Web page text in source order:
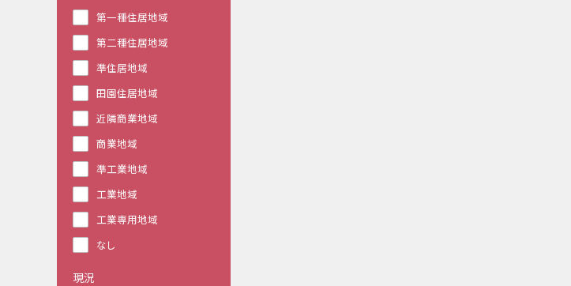
第一種住居地域
第二種住居地域
準住居地域
田園住居地域
近隣商業地域
商業地域
準工業地域
工業地域
工業専用地域
なし
現況